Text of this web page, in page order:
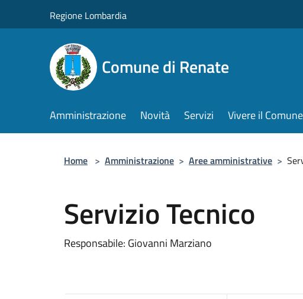
Regione Lombardia
Comune di Renate
Amministrazione Novità Servizi Vivere il Comune
Home > Amministrazione > Aree amministrative >
Servizio Tecnico
Responsabile: Giovanni Marziano